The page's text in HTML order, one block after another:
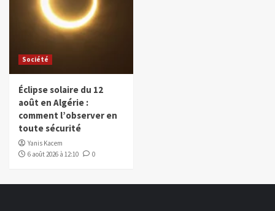
Société
Éclipse solaire du 12
août en Algérie :
comment l’observer en
toute sécurité
Yanis Kacem
6 août 2026 à 12:10
0